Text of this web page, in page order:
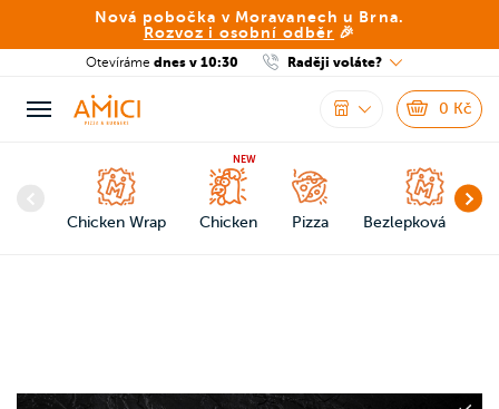
Nová pobočka v Moravanech u Brna.
Rozvoz i osobní odběr 🎉
Otevíráme dnes v 10:30 Raději voláte?
0 Kč
Chicken Wrap Chicken
NEW
Pizza Bezlepková pizza